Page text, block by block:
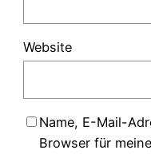
Website
Name, E-Mail-
Browser für